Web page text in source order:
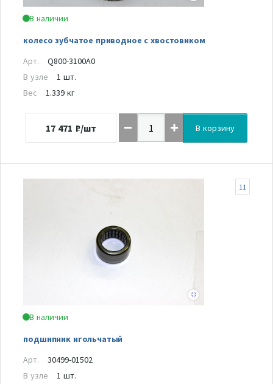
В наличии
колесо зубчатое приводное с хвостовиком
Арт.
Q800-3100A0
В узле
1 шт.
Вес
1.339 кг
17 471 ₽/шт В корзину
В наличии
подшипник игольчатый
11
Арт.
30499-01502
В узле
1 шт.